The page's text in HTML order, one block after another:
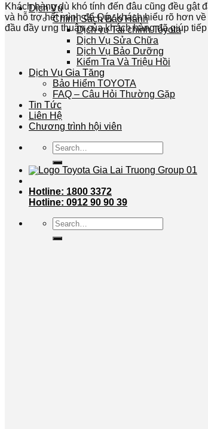
Dịch Vụ
Chính Sách Bảo Hành
Dịch vụ Tài chính Toyota
Dịch Vụ Sửa Chữa
Dịch Vụ Bảo Dưỡng
Kiểm Tra Và Triệu Hồi
Dịch Vụ Gia Tăng
Bảo Hiểm TOYOTA
FAQ – Câu Hỏi Thường Gặp
Tin Tức
Liên Hệ
Chương trình hội viên
Search
for:
Hotline: 1800 3372
Hotline: 0912 90 90 39
Search
for:
Khách hàng dù khó tính đến đâu cũng đều gật
và hỗ trợ hết mình để Qúy khách hiểu rõ hơn
đầu đầy ưng thuận của khách hàng đã giúp